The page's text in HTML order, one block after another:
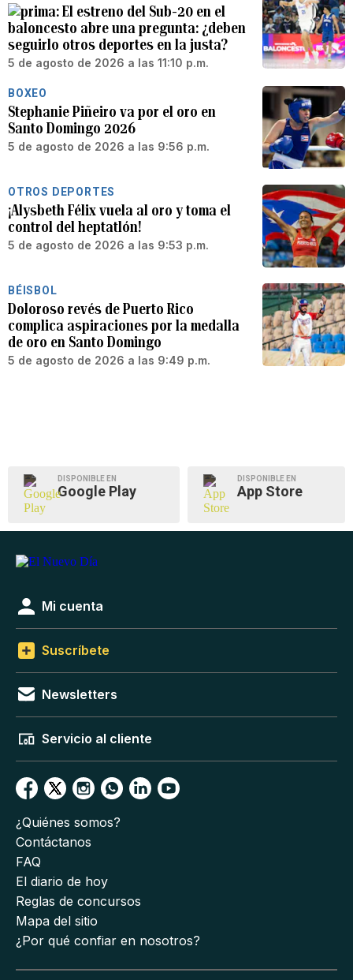
El estreno del Sub-20 en el
baloncesto abre una pregunta: ¿deben
seguirlo otros deportes en la justa?
5 de agosto de 2026 a las 11:10 p.m.
BOXEO
Stephanie Piñeiro va por el oro en
Santo Domingo 2026
5 de agosto de 2026 a las 9:56 p.m.
OTROS DEPORTES
¡Alysbeth Félix vuela al oro y toma el
control del heptatlón!
5 de agosto de 2026 a las 9:53 p.m.
BÉISBOL
Doloroso revés de Puerto Rico
complica aspiraciones por la medalla
de oro en Santo Domingo
5 de agosto de 2026 a las 9:49 p.m.
DISPONIBLE EN
Google Play
DISPONIBLE EN
App Store
Mi cuenta
Suscríbete
Newsletters
Servicio al cliente
¿Quiénes somos?
Contáctanos
FAQ
El diario de hoy
Reglas de concursos
Mapa del sitio
¿Por qué confiar en nosotros?